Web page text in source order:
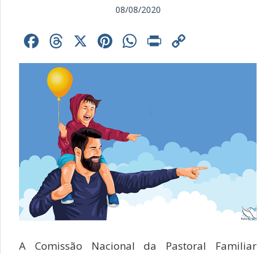
08/08/2020
Facebook
Threads
X Pinterest
WhatsApp
Print
Link
A Comissão Nacional da Pastoral Familiar